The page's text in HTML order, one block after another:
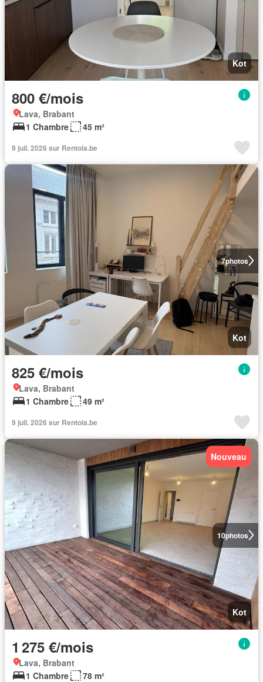
Kot
800 €/mois
Lava, Brabant
1 Chambre
45 m²
9 juil. 2026 sur Rentola.be
7photos
Kot
825 €/mois
Lava, Brabant
1 Chambre
49 m²
9 juil. 2026 sur Rentola.be
10photos
Nouveau
Kot
1 275 €/mois
Lava, Brabant
1 Chambre
78 m²